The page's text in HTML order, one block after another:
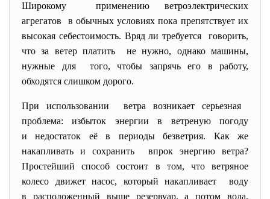
Широкому применению ветроэлектрических
агрегатов в обычных условиях пока препятствует их
высокая себестоимость. Вряд ли требуется говорить,
что за ветер платить не нужно, однако машины,
нужные для того, чтобы запрячь его в работу,
обходятся слишком дорого.
При использовании ветра возникает серьезная
проблема: избыток энергии в ветреную погоду
и недостаток её в периоды безветрия. Как же
накапливать и сохранить впрок энергию ветра?
Простейший способ состоит в том, что ветряное
колесо движет насос, который накапливает воду
в расположенный выше резервуар, а потом вода,